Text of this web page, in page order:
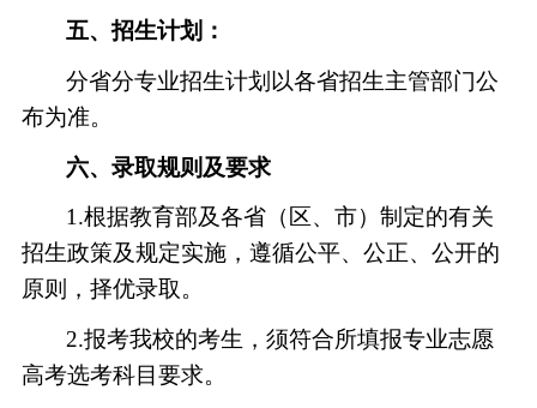
五、招生计划：
分省分专业招生计划以各省招生主管部门公
布为准。
六、录取规则及要求
1.根据教育部及各省（区、市）制定的有关
招生政策及规定实施，遵循公平、公正、公开的
原则，择优录取。
2.报考我校的考生 ，须符合所填报专业志愿
高考选考科目要求。